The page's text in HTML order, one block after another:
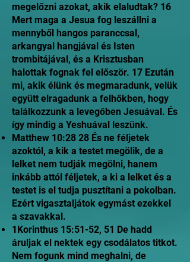
megelőzni azokat, akik elaludtak? 16
Mert maga a Jesua fog leszállni a
mennyből hangos paranccsal,
arkangyal hangjával és Isten
trombitájával, és a Krisztusban
halottak fognak fel először. 17 Ezután
mi, akik élünk és megmaradunk, velük
együtt elragadunk a felhőkben, hogy
találkozzunk a levegőben Jesuával. És
így mindig a Yeshuával leszünk.
Matthew 10:28 28 És ne féljetek
azoktól, a kik a testet megölik, de a
lelket nem tudják megölni, hanem
inkább attól féljetek, a ki a lelket és a
testet is el tudja pusztítani a pokolban.
Ezért vigasztaljátok egymást ezekkel
a szavakkal.
1Korinthus 15:51-52, 51 De hadd
áruljak el nektek egy csodálatos titkot.
Nem fogunk mind meghalni, de